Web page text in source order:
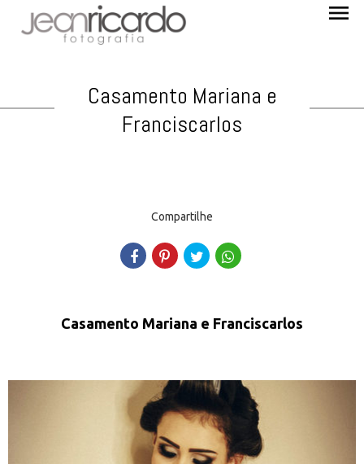
menu
Casamento Mariana e
Franciscarlos
Compartilhe
Casamento Mariana e Franciscarlos